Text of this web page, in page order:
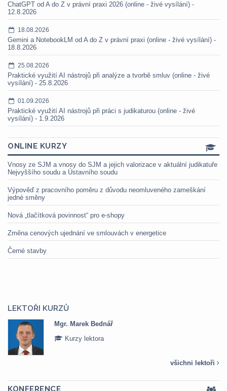
ChatGPT od A do Z v právní praxi 2026 (online - živé vysílání) -
12.8.2026
18.08.2026
Gemini a NotebookLM od A do Z v právní praxi (online - živé vysílání) -
18.8.2026
25.08.2026
Praktické využití AI nástrojů při analýze a tvorbě smluv (online - živé
vysílání) - 25.8.2026
01.09.2026
Praktické využití AI nástrojů při práci s judikaturou (online - živé
vysílání) - 1.9.2026
ONLINE KURZY
Vnosy ze SJM a vnosy do SJM a jejich valorizace v aktuální judikatuře
Nejvyššího soudu a Ústavního soudu
Výpověď z pracovního poměru z důvodu neomluveného zameškání
jedné směny
Nová „tlačítková povinnost“ pro e-shopy
Změna cenových ujednání ve smlouvách v energetice
Černé stavby
LEKTOŘI KURZŮ
Mgr. Marek Bednář
Kurzy lektora
všichni lektoři
KONFERENCE